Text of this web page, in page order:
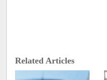
Related Articles